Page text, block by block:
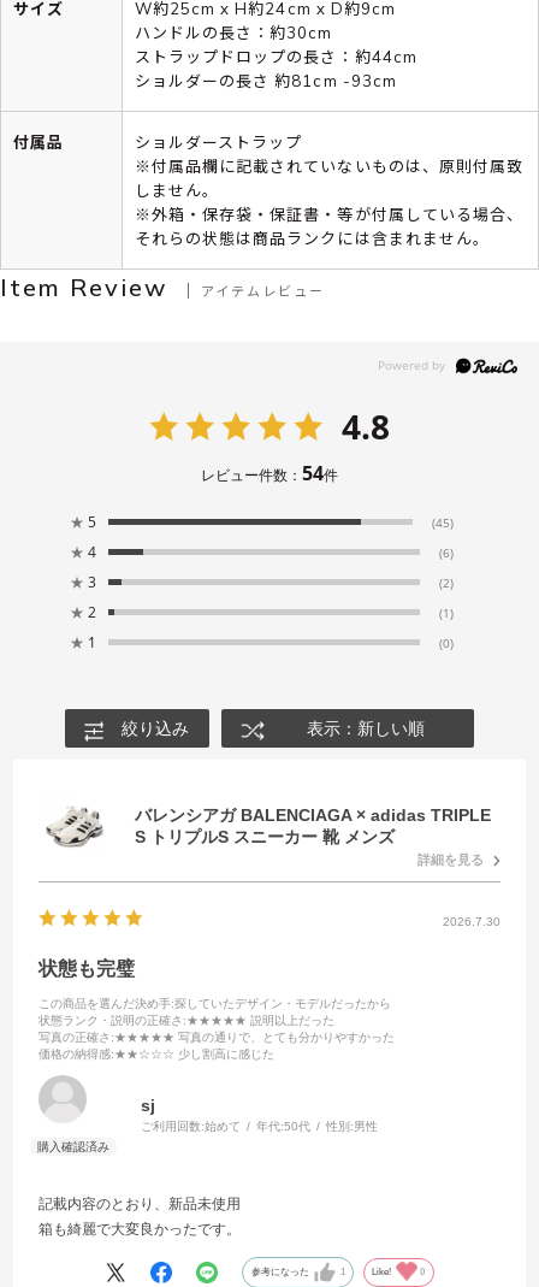
サイズ
W約25cm x H約24cm x D約9cm
ハンドルの長さ：約30cm
ストラップドロップの長さ：約44cm
ショルダーの長さ 約81cm -93cm
付属品
ショルダーストラップ
※付属品欄に記載されていないものは、原則付属致
しません。
※外箱・保存袋・保証書・等が付属している場合、
それらの状態は商品ランクには含まれません。
Item Review アイテムレビュー
4.8
レビュー件数： 54件
★ 5 (45)
★ 4 (6)
★ 3 (2)
★ 2 (1)
★ 1 (0)
絞り込み 表示：新しい順
バレンシアガ BALENCIAGA × adidas TRIPLE
S トリプルS スニーカー 靴 メンズ
詳細を見る
2026.7.30
状態も完璧
この商品を選んだ決め手:探していたデザイン・モデルだったから
状態ランク・説明の正確さ :★★★★★ 説明以上だった
写真の正確さ :★★★★★ 写真の通りで、とても分かりやすかった
価格の納得感:★★☆☆☆ 少し割高に感じた
sj
ご利用回数:始めて 年代:50代 性別:男性
記載内容のとおり、新品未使用
箱も綺麗で大変良かったです。
参考になった 1 Like! 0